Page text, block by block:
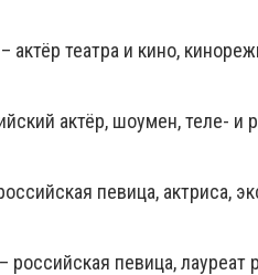
актёр театра и кино,
актёр, шоумен, теле- и
певица, актриса,
российская певица, лауреат